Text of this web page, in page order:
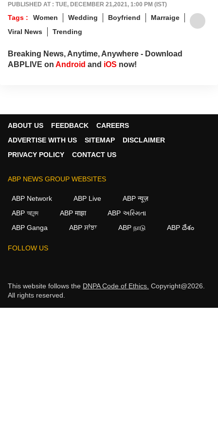
PUBLISHED AT : TUE, DECEMBER 21,2021, 1:00 PM (IST)
Tags : Women Wedding Boyfriend
Marraige
Viral News
Trending
Breaking News, Anytime, Anywhere - Download
ABPLIVE on Android and iOS now!
ABOUT US FEEDBACK
CAREERS
ADVERTISE WITH US
SITEMAP
DISCLAIMER
PRIVACY POLICY
CONTACT US
ABP NEWS GROUP WEBSITES
ABP Network ABP Live
ABP न्यूज़
ABP আনন্দ
ABP माझा
ABP અસ્મિતા
ABP Ganga
ABP ਸਾਂਝਾ ABP நாடு ABP దేశం
FOLLOW US
This website follows the DNPA Code of Ethics. Copyright@2026.
All rights reserved.